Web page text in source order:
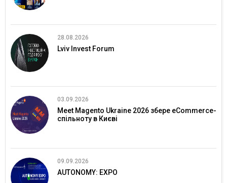
28.08.2026
Lviv Invest Forum
03.09.2026
Meet Magento Ukraine 2026 збере eCommerce-
спільноту в Києві
09.09.2026
AUTONOMY: EXPO